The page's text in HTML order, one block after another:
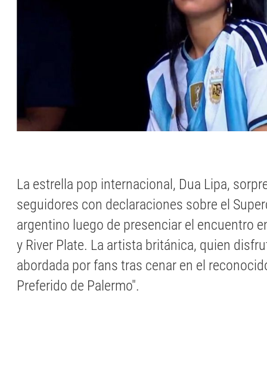
La estrella pop internacional, Dua Lipa,
seguidores con declaraciones sobre el
argentino luego de presenciar el encuentro
y River Plate. La artista británica, quien
abordada por fans tras cenar en el
Preferido de Palermo".